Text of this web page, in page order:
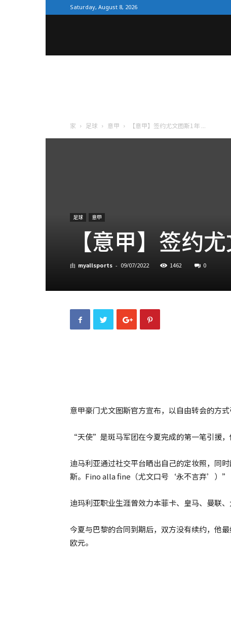
Saturday, August 8, 2026
家 足球 意甲 【意甲】签约尤文图斯1年 ...
足球 意甲
【意甲】签约
由 myallsports - 09/07/2022 1462 0
意甲豪门尤文图斯官方宣布，以自由转会的方
“天使”是斑马军团在今夏完成的第一笔引援，
迪马利亚通过社交平台晒出自己的定妆照，同
斯。Fino alla fine（尤文口号‘永不言弃’）”
迪玛利亚职业生涯曾效力本菲卡、皇马、曼联
今夏与巴黎的合同到期后，双方没有续约，他
欧元。